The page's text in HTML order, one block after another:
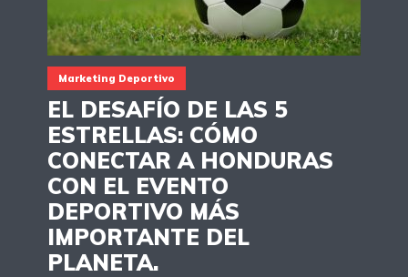
Marketing Deportivo
EL DESAFÍO DE LAS 5
ESTRELLAS: CÓMO
CONECTAR A HONDURAS
CON EL EVENTO
DEPORTIVO MÁS
IMPORTANTE DEL
PLANETA.